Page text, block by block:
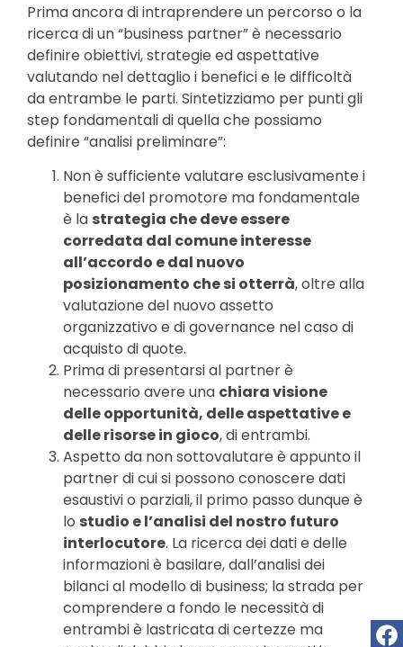
Prima ancora di intraprendere un percorso o la
ricerca di un “business partner” è necessario
definire obiettivi, strategie ed aspettative
valutando nel dettaglio i benefici e le difficoltà
da entrambe le parti. Sintetizziamo per punti gli
step fondamentali di quella che possiamo
definire “analisi preliminare”:
Non è sufficiente valutare esclusivamente i
benefici del promotore ma fondamentale
è la strategia che deve essere
corredata dal comune interesse
all’accordo e dal nuovo
posizionamento che si otterrà, oltre alla
valutazione del nuovo assetto
organizzativo e di governance nel caso di
acquisto di quote.
Prima di presentarsi al partner è
necessario avere una chiara visione
delle opportunità, delle aspettative e
delle risorse in gioco, di entrambi.
Aspetto da non sottovalutare è appunto il
partner di cui si possono conoscere dati
esaustivi o parziali, il primo passo dunque è
lo studio e l’analisi del nostro futuro
interlocutore. La ricerca dei dati e delle
informazioni è basilare, dall’analisi dei
bilanci al modello di business; la strada per
comprendere a fondo le necessità di
entrambi è lastricata di certezze ma